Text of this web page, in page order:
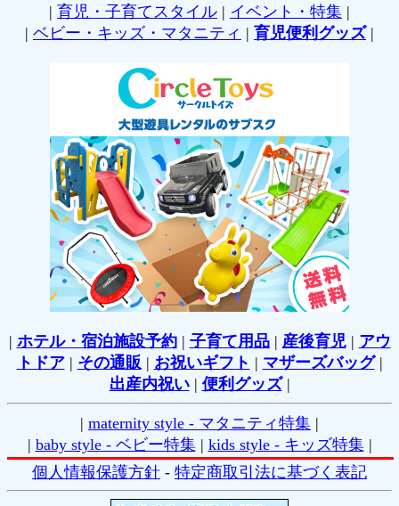
| 育児・子育てスタイル | イベント・特集 |
| ベビー・キッズ・マタニティ | 育児便利グッズ|
| ホテル・宿泊施設予約| 子育て用品| 産後育児| アウ
トドア| その通販 | お祝いギフト | マザーズバッグ|
出産内祝い| 便利グッズ|
| maternity style - マタニティ特集 |
| baby style - ベビー特集| kids style - キッズ特集|
個人情報保護方針 - 特定商取引法に基づく表記